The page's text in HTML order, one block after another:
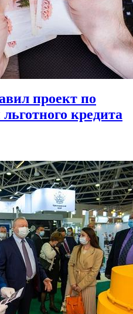
проект по
кредита